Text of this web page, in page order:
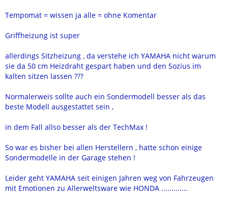
Tempomat = wissen ja alle = ohne Komentar
Griffheizung ist super
allerdings Sitzheizung , da verstehe ich YAMAHA nicht warum
sie da 50 cm Heizdraht gespart haben und den Sozius im
kalten sitzen lassen ???
Normalerweis sollte auch ein Sondermodell besser als das
beste Modell ausgestattet sein ,
in dem Fall allso besser als der TechMax !
So war es bisher bei allen Herstellern , hatte schon einige
Sondermodelle in der Garage stehen !
Leider geht YAMAHA seit einigen Jahren weg von Fahrzeugen
mit Emotionen zu Allerweltsware wie HONDA .............